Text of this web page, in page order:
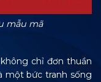
mẫu mã
chỉ đơn thuần
một bức tranh sống